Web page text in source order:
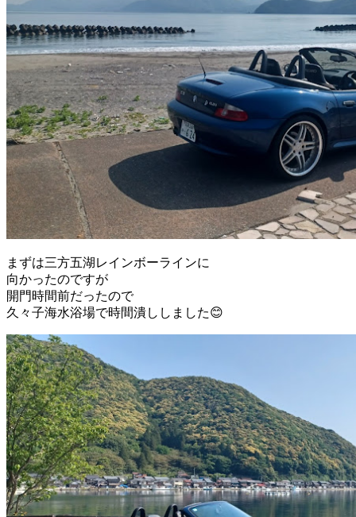
まずは三方五湖レインボーラインに
向かったのですが
開門時間前だったので
久々子海水浴場で時間潰ししました😊